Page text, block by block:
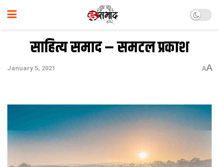
साहित्य समाद – समटल प्रकाश
January 5, 2021 AA